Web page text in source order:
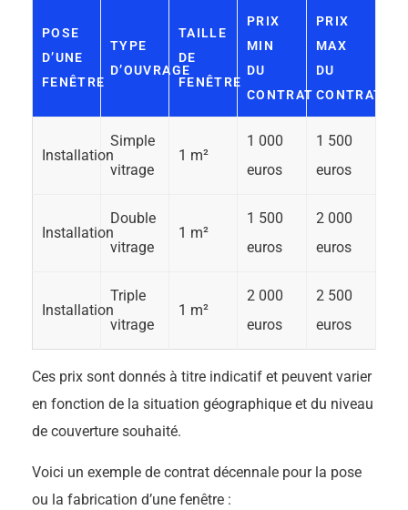
POSE
D’UNE
FENÊTRE
TYPE
D’OUVRAGE
TAILLE
DE
FENÊTRE
PRIX
MIN
DU
CONTRAT
PRIX
MAX
DU
CONTRAT
Installation
Simple
vitrage
1 m²
1 000
euros
1 500
euros
Installation
Double
vitrage
1 m²
1 500
euros
2 000
euros
Installation
Triple
vitrage
1 m²
2 000
euros
2 500
euros
Ces prix sont donnés à titre indicatif et peuvent varier
en fonction de la situation géographique et du niveau
de couverture souhaité.
Voici un exemple de contrat décennale pour la pose
ou la fabrication d’une fenêtre :